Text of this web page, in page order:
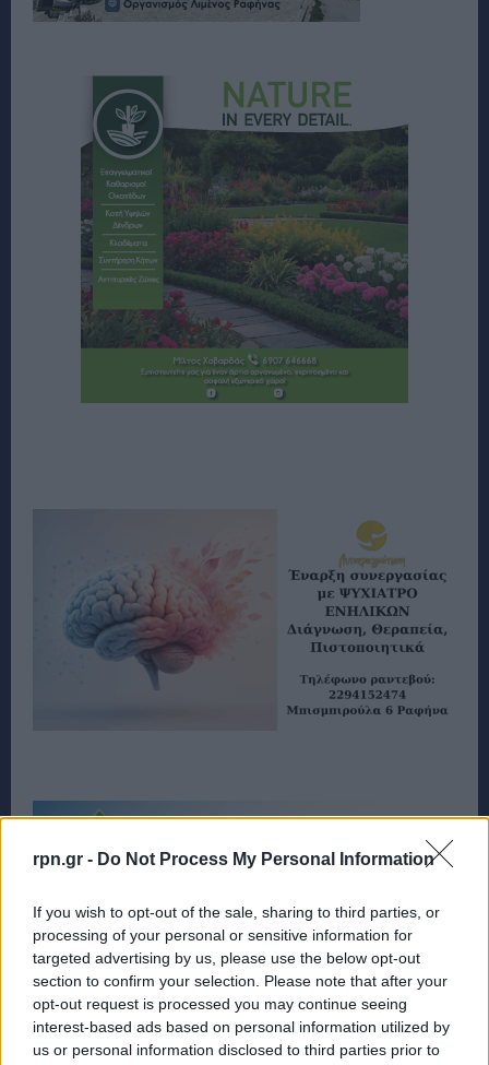
rpn.gr - Do Not Process My Personal Information
If you wish to opt-out of the sale, sharing to third parties, or
processing of your personal or sensitive information for
targeted advertising by us, please use the below opt-out
section to confirm your selection. Please note that after your
opt-out request is processed you may continue seeing
interest-based ads based on personal information utilized by
us or personal information disclosed to third parties prior to